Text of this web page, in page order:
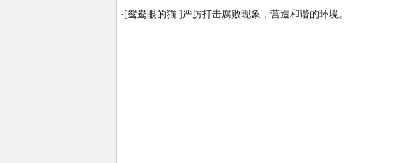
· [鸳鸯眼的猫 ]严厉打击腐败现象，营造和谐的环境。